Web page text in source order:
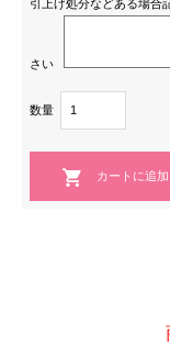
引上げ処分などある場合
さい
数量